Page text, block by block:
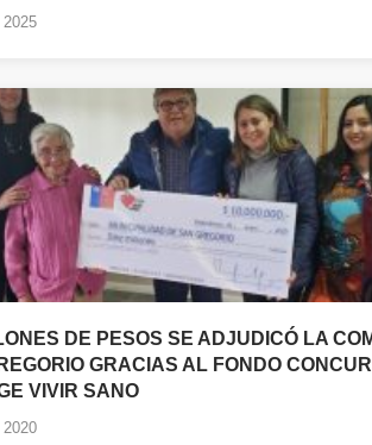
DE PESOS SE ADJUDICÓ LA
GRACIAS AL FONDO
VIVIR SANO